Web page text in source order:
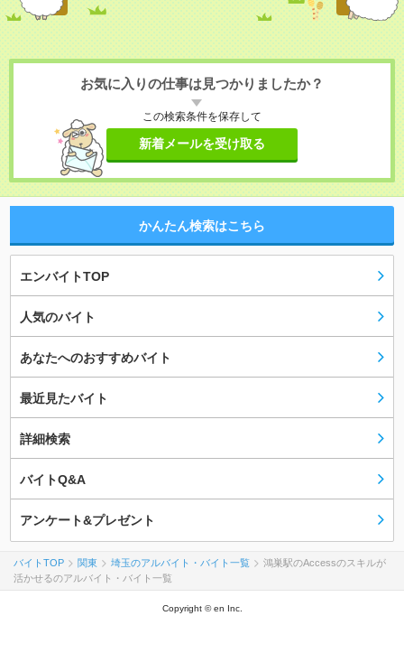
お気に入りの仕事は見つかりましたか？
この検索条件を保存して
新着メールを受け取る
かんたん検索はこちら
エンバイトTOP
人気のバイト
あなたへのおすすめバイト
最近見たバイト
詳細検索
バイトQ&A
アンケート&プレゼント
バイトTOP 関東 埼玉のアルバイト・バイト一覧
鴻巣駅のAccessのスキルが
活かせるのアルバイト・バイト一覧
Copyright © en Inc.